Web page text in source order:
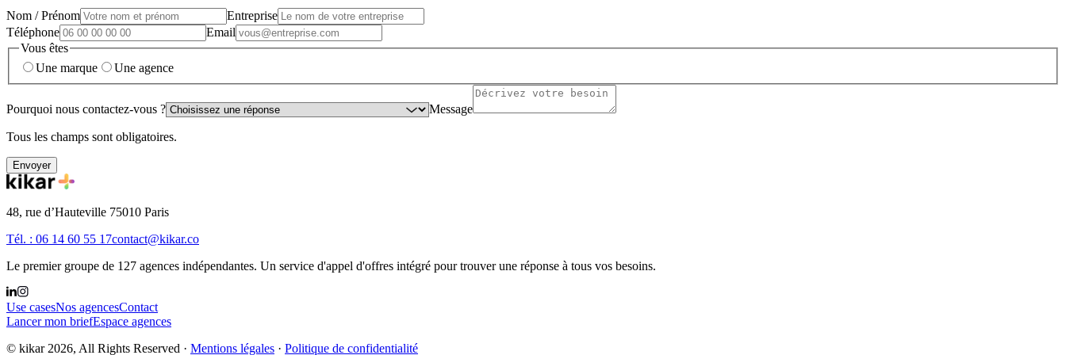
Nom / Prénom
Entreprise
Téléphone
Email
Vous êtes
Une marque
Une agence
Pourquoi nous contactez-vous ? Message
Tous les champs sont obligatoires.
Envoyer
48, rue d’Hauteville 75010 Paris
Tél. : 06 14 60 55 17contact@kikar.co
Le premier groupe de 127 agences indépendantes. Un service d'appel d'offres intégré pour trouver une réponse à tous vos besoins.
Use casesNos agencesContact
Lancer mon briefEspace agences
© kikar 2026, All Rights Reserved · Mentions légales · Politique de confidentialité